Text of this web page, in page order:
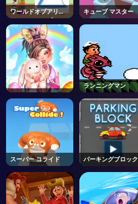
ワールドオブアリス
ドローシェイプ
キューブ マスター
ランニングマン
スーパー コライド パーキングブロック